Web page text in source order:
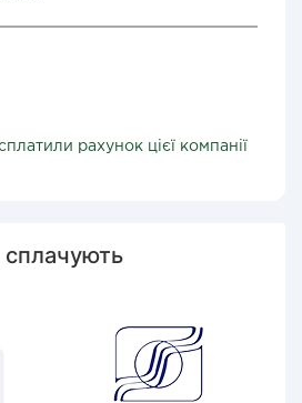
рахунок цієї компанії
сплачують